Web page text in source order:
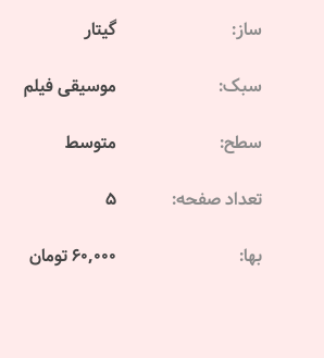
ساز: گیتار
سبک: موسیقی فیلم
سطح: متوسط
تعداد صفحه: 5
بها: 60,000 تومان